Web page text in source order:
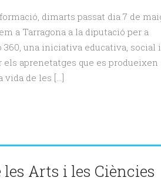
dimarts passat dia 7 de
a Tarragona a la diputació per a
360, una iniciativa educativa, social i
aprenetatges que es produeixen
vida de les […]
Arts i les Ciències